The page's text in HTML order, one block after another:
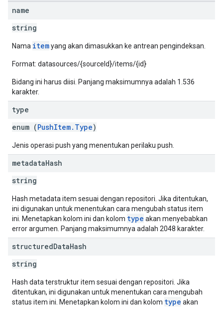
name
string
Nama itemyang akan dimasukkan ke antrean pengindeksan.
Format: datasources/{sourceId}/items/{id}
Bidang ini harus diisi. Panjang maksimumnya adalah 1.536
karakter.
type
enum (PushItem.Type)
Jenis operasi push yang menentukan perilaku push.
metadataHash
string
Hash metadata item sesuai dengan repositori. Jika ditentukan,
ini digunakan untuk menentukan cara mengubah status item
ini. Menetapkan kolom ini dan kolom type akan menyebabkan
error argumen. Panjang maksimumnya adalah 2048 karakter.
structuredDataHash
string
Hash data terstruktur item sesuai dengan repositori. Jika
ditentukan, ini digunakan untuk menentukan cara mengubah
status item ini. Menetapkan kolom ini dan kolom type akan